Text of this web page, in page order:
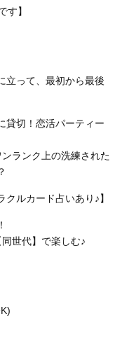
す】
立って、最初から最後
貸切！恋活パーティー
ンランク上の洗練された
クルカード占いあり♪】
世代】で楽しむ♪